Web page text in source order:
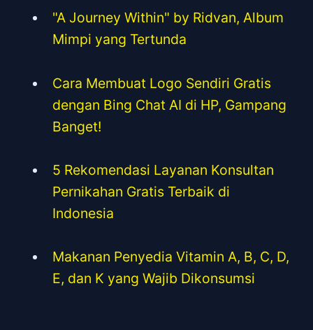
"A Journey Within" by Ridvan, Album
Mimpi yang Tertunda
Cara Membuat Logo Sendiri Gratis
dengan Bing Chat AI di HP, Gampang
Banget!
5 Rekomendasi Layanan Konsultan
Pernikahan Gratis Terbaik di
Indonesia
Makanan Penyedia Vitamin A, B, C, D,
E, dan K yang Wajib Dikonsumsi